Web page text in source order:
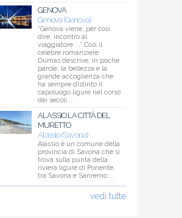
GENOVA
Genova (Genova)
“Genova viene, per così
dire, incontro al
viaggiatore ...” Così il
celebre romanziere
Dumas descrive, in poche
parole, la bellezza e la
grande accoglienza che
ha sempre distinto il
capoluogo ligure nel corso
dei secoli....
ALASSIO LA CITTÀ DEL
MURETTO
Alassio (Savona)
Alassio è un comune della
provincia di Savona che si
trova sulla punta della
riviera ligure di Ponente,
tra Savona e Sanremo....
vedi tutte